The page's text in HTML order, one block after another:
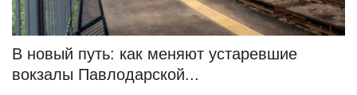
В новый путь: как меняют устаревшие
вокзалы Павлодарской...